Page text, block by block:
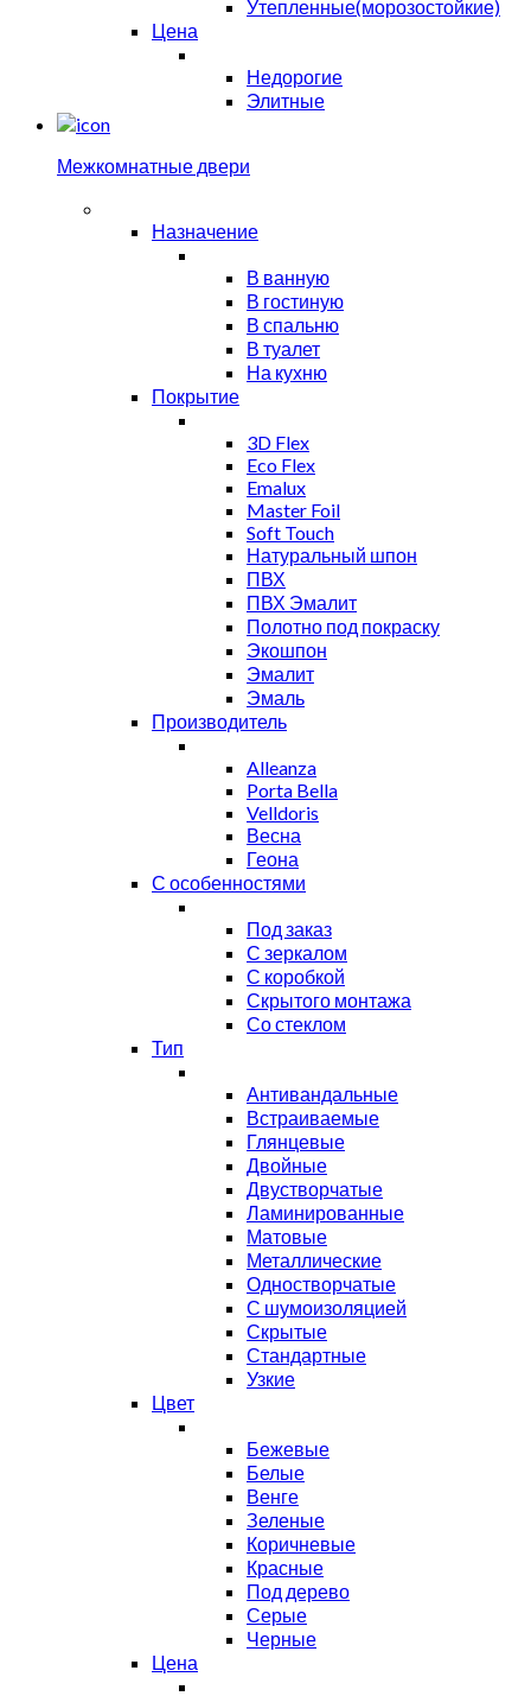
Утепленные(морозостойкие)
Цена
Недорогие
Элитные
Межкомнатные двери
Назначение
В ванную
В гостиную
В спальню
В туалет
На кухню
Покрытие
3D Flex
Eco Flex
Emalux
Master Foil
Soft Touch
Натуральный шпон
ПВХ
ПВХ Эмалит
Полотно под покраску
Экошпон
Эмалит
Эмаль
Производитель
Alleanza
Porta Bella
Velldoris
Весна
Геона
С особенностями
Под заказ
С зеркалом
С коробкой
Скрытого монтажа
Со стеклом
Тип
Антивандальные
Встраиваемые
Глянцевые
Двойные
Двустворчатые
Ламинированные
Матовые
Металлические
Одностворчатые
С шумоизоляцией
Скрытые
Стандартные
Узкие
Цвет
Бежевые
Белые
Венге
Зеленые
Коричневые
Красные
Под дерево
Серые
Черные
Цена